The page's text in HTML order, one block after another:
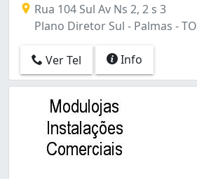
Rua 104 Sul Av Ns 2, 2 s 3
Plano Diretor Sul - Palmas - TO
Ver Tel Info